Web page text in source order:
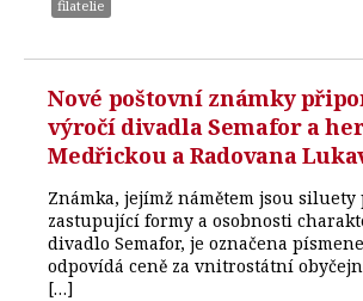
filatelie
Nové poštovní známky
výročí divadla Semafor a
Medřickou a Radovana
Známka, jejímž námětem jsou siluety
zastupující formy a osobnosti
divadlo Semafor, je označena
odpovídá ceně za vnitrostátní
[…]